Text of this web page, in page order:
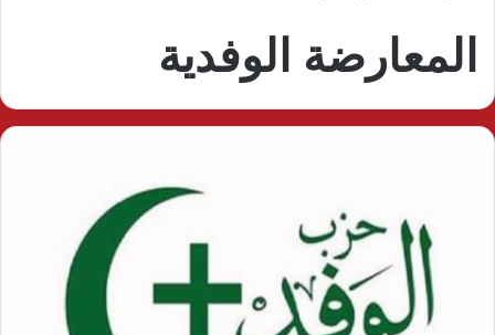
المعارضة الوفدية